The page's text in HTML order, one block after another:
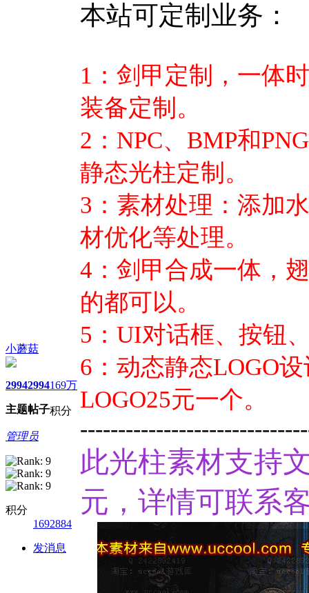
小蘑菇
2994
主题
2994
帖子
169万
积分
管理员
积分
1692884
发消息
本站可定制业务：
1：剑甲定制，一体
装备定制。
2：NPC、BMP和
静态光柱定制。
3：素材处理：添加
材优化等处理。
4：剑甲合成一体，
的都可以。
5：UI对话框、按钮
6：动态静态LOGO
LOGO25元一个。
此光柱素材支持
元，详情可联系